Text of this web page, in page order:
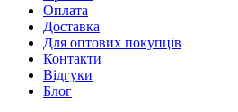
Оплата
Доставка
Для оптових покупців
Контакти
Відгуки
Блог